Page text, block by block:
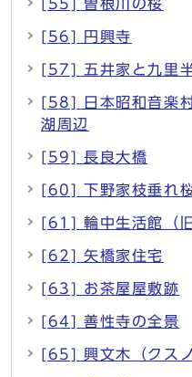
[55] 曽根川の桜
[56] 円興寺
[57] 五井家と九里
[58] 日本昭和音楽
湖周辺
[59] 長良大橋
[60] 下野家枝垂れ
[61] 輪中生活館（旧
[62] 矢橋家住宅
[63] お茶屋屋敷跡
[64] 善性寺の全景
[65] 興文木（クス